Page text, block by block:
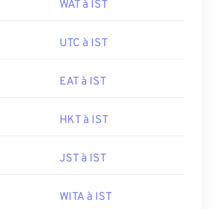
WAT à IST
UTC à IST
EAT à IST
HKT à IST
JST à IST
WITA à IST